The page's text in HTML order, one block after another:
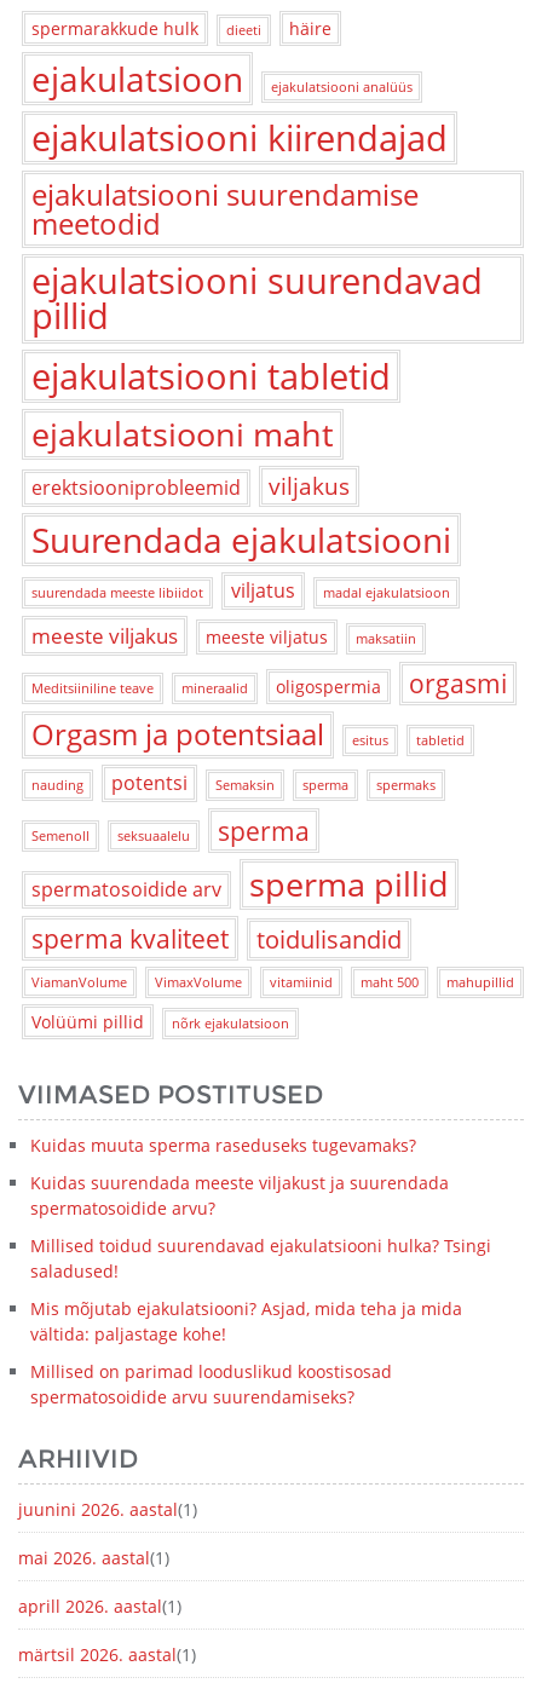
spermarakkude hulk dieeti häire
ejakulatsioon ejakulatsiooni analüüs
ejakulatsiooni kiirendajad
ejakulatsiooni suurendamise
meetodid
ejakulatsiooni suurendavad
pillid
ejakulatsiooni tabletid
ejakulatsiooni maht
erektsiooniprobleemid viljakus
Suurendada ejakulatsiooni
suurendada meeste libiidot viljatus madal ejakulatsioon
meeste viljakus meeste viljatus maksatiin
Meditsiiniline teave mineraalid oligospermia orgasmi
Orgasm ja potentsiaal esitus tabletid
nauding potentsi Semaksin sperma spermaks
Semenoll seksuaalelu sperma
spermatosoidide arv sperma pillid
sperma kvaliteet toidulisandid
ViamanVolume VimaxVolume vitamiinid maht 500 mahupillid
Volüümi pillid nõrk ejakulatsioon
VIIMASED POSTITUSED
Kuidas muuta sperma raseduseks tugevamaks?
Kuidas suurendada meeste viljakust ja suurendada
spermatosoidide arvu?
Millised toidud suurendavad ejakulatsiooni hulka? Tsingi
saladused!
Mis mõjutab ejakulatsiooni? Asjad, mida teha ja mida
vältida: paljastage kohe!
Millised on parimad looduslikud koostisosad
spermatosoidide arvu suurendamiseks?
ARHIIVID
juunini 2026. aastal(1)
mai 2026. aastal(1)
aprill 2026. aastal(1)
märtsil 2026. aastal(1)